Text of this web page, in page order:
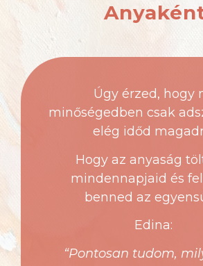
Úgy érzed, hogy
minőségedben csak
elég időd
Hogy az anyaság
mindennapjaid és
benned az
Edina:
“Pontosan tudom,